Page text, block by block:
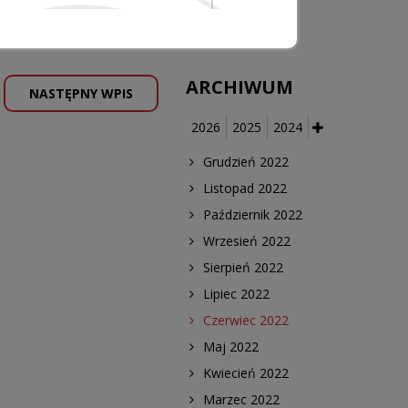
NASTĘPNY WPIS
medycznych
ARCHIWUM
2026 2025
2024
Grudzień 2022
Listopad 2022
Październik 2022
Wrzesień 2022
Sierpień 2022
Lipiec 2022
Czerwiec 2022
Maj 2022
Kwiecień 2022
Marzec 2022